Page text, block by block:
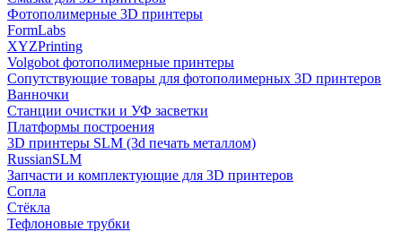
Фотополимерные 3D принтеры
FormLabs
XYZPrinting
Volgobot фотополимерные принтеры
Сопутствующие товары для фотополимерных 3D принтеров
Ванночки
Станции очистки и УФ засветки
Платформы построения
3D принтеры SLM (3d печать металлом)
RussianSLM
Запчасти и комплектующие для 3D принтеров
Сопла
Cтёкла
Тефлоновые трубки